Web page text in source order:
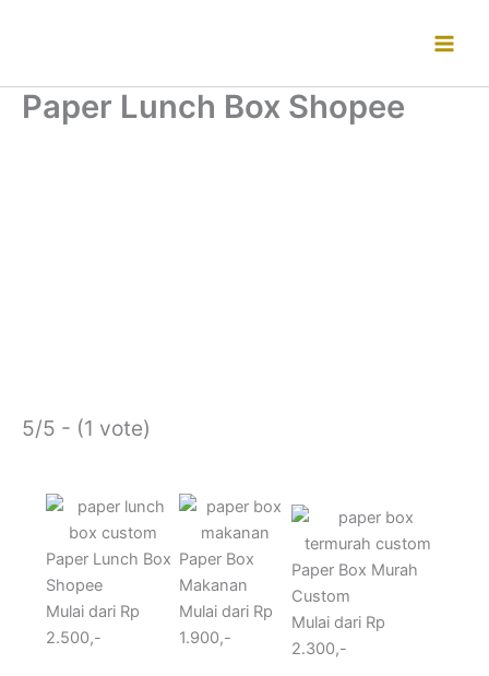
Paper Lunch Box Shopee
5/5 - (1 vote)
Paper Lunch Box
Shopee
Mulai dari Rp
2.500,-
Paper Box
Makanan
Mulai dari Rp
1.900,-
Paper Box Murah
Custom
Mulai dari Rp
2.300,-